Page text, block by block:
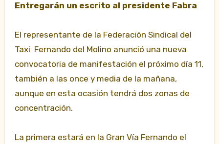
Entregarán un escrito al presidente Fabra
El representante de la Federación Sindical del
Taxi Fernando del Molino anunció una nueva
convocatoria de manifestación el próximo día 11,
también a las once y media de la mañana,
aunque en esta ocasión tendrá dos zonas de
concentración.
La primera estará en la Gran Vía Fernando el